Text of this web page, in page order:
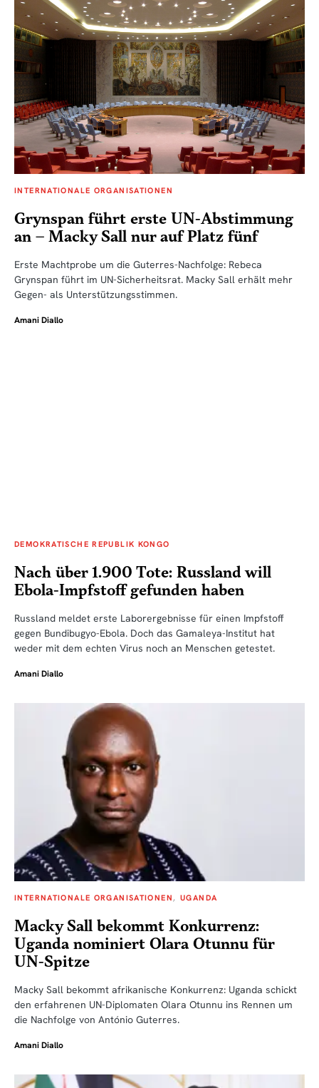
INTERNATIONALE ORGANISATIONEN
Grynspan führt erste UN-Abstimmung
an – Macky Sall nur auf Platz fünf
Erste Machtprobe um die Guterres-Nachfolge: Rebeca
Grynspan führt im UN-Sicherheitsrat. Macky Sall erhält mehr
Gegen- als Unterstützungsstimmen.
Amani Diallo
DEMOKRATISCHE REPUBLIK KONGO
Nach über 1.900 Tote: Russland will
Ebola-Impfstoff gefunden haben
Russland meldet erste Laborergebnisse für einen Impfstoff
gegen Bundibugyo-Ebola. Doch das Gamaleya-Institut hat
weder mit dem echten Virus noch an Menschen getestet.
Amani Diallo
INTERNATIONALE ORGANISATIONEN UGANDA
Macky Sall bekommt Konkurrenz:
Uganda nominiert Olara Otunnu für
UN-Spitze
Macky Sall bekommt afrikanische Konkurrenz: Uganda schickt
den erfahrenen UN-Diplomaten Olara Otunnu ins Rennen um
die Nachfolge von António Guterres.
Amani Diallo